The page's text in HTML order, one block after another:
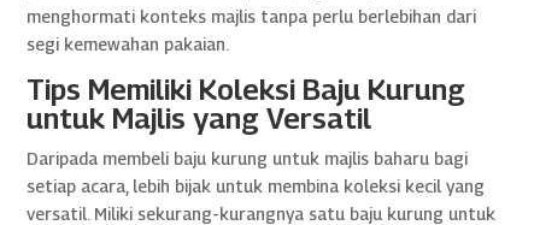
menghormati konteks majlis tanpa perlu berlebihan dari
segi kemewahan pakaian.
Tips Memiliki Koleksi Baju Kurung
untuk Majlis yang Versatil
Daripada membeli baju kurung untuk majlis baharu bagi
setiap acara, lebih bijak untuk membina koleksi kecil yang
versatil. Miliki sekurang-kurangnya satu baju kurung untuk